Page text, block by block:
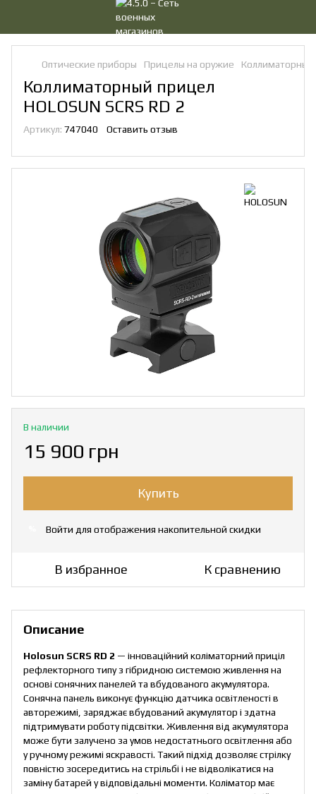
Оптические приборы Прицелы на оружие
Коллиматорный прицел
HOLOSUN SCRS RD 2
Артикул: 747040 Оставить отзыв
В наличии
15 900 грн
Купить
Войти для отображения накопительной скидки
В избранное К сравнению
Описание
Holosun SCRS RD 2 — інноваційний коліматорний приціл
рефлекторного типу з гібридною системою живлення на
основі сонячних панелей та вбудованого акумулятора.
Сонячна панель виконує функцію датчика освітленості в
авторежимі, заряджає вбудований акумулятор і здатна
підтримувати роботу підсвітки. Живлення від акумулятора
може бути залучено за умов недостатнього освітлення або
у ручному режимі яскравості. Такий підхід дозволяє стрілку
повністю зосередитись на стрільбі і не відволікатися на
заміну батарей у відповідальні моменти. Коліматор має